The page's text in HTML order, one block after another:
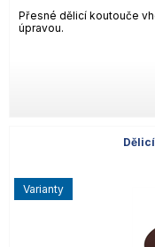
Přesné dělicí koutouče
úpravou.
varianty